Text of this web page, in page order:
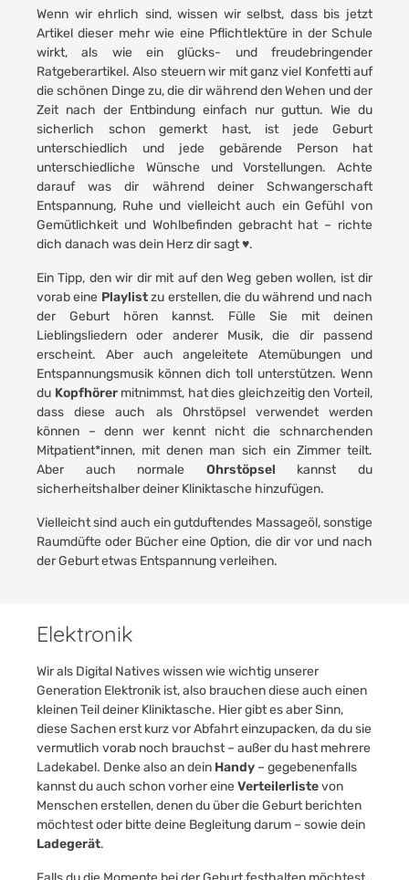
Wenn wir ehrlich sind, wissen wir selbst, dass bis jetzt
Artikel dieser mehr wie eine Pflichtlektüre in der Schule
wirkt, als wie ein glücks- und freudebringender
Ratgeberartikel. Also steuern wir mit ganz viel Konfetti auf
die schönen Dinge zu, die dir während den Wehen und der
Zeit nach der Entbindung einfach nur guttun. Wie du
sicherlich schon gemerkt hast, ist jede Geburt
unterschiedlich und jede gebärende Person hat
unterschiedliche Wünsche und Vorstellungen. Achte
darauf was dir während deiner Schwangerschaft
Entspannung, Ruhe und vielleicht auch ein Gefühl von
Gemütlichkeit und Wohlbefinden gebracht hat – richte
dich danach was dein Herz dir sagt ♥.
Ein Tipp, den wir dir mit auf den Weg geben wollen, ist dir
vorab eine Playlistzu erstellen, die du während und nach
der Geburt hören kannst. Fülle Sie mit deinen
Lieblingsliedern oder anderer Musik, die dir passend
erscheint. Aber auch angeleitete Atemübungen und
Entspannungsmusik können dich toll unterstützen. Wenn
du Kopfhörermitnimmst, hat dies gleichzeitig den Vorteil,
dass diese auch als Ohrstöpsel verwendet werden
können – denn wer kennt nicht die schnarchenden
Mitpatient*innen, mit denen man sich ein Zimmer teilt.
Aber auch normale Ohrstöpsel kannst du
sicherheitshalber deiner Kliniktasche hinzufügen.
Vielleicht sind auch ein gutduftendes Massageöl, sonstige
Raumdüfte oder Bücher eine Option, die dir vor und nach
der Geburt etwas Entspannung verleihen.
Elektronik
Wir als Digital Natives wissen wie wichtig unserer
Generation Elektronik ist, also brauchen diese auch einen
kleinen Teil deiner Kliniktasche. Hier gibt es aber Sinn,
diese Sachen erst kurz vor Abfahrt einzupacken, da du sie
vermutlich vorab noch brauchst – außer du hast mehrere
Ladekabel. Denke also an dein Handy – gegebenenfalls
kannst du auch schon vorher eineVerteilerlistevon
Menschen erstellen, denen du über die Geburt berichten
möchtest oder bitte deine Begleitung darum – sowie dein
Ladegerät.